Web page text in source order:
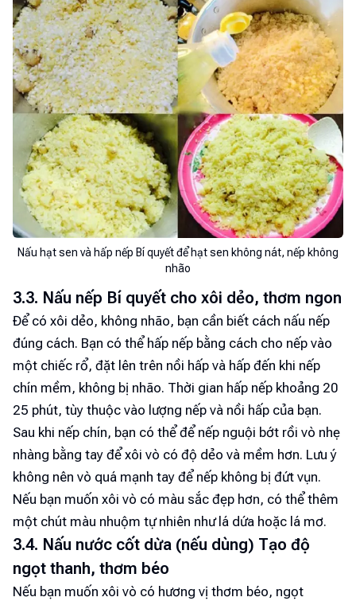
Nấu hạt sen và hấp nếp Bí quyết để hạt sen không nát, nếp không
nhão
3.3. Nấu nếp Bí quyết cho xôi dẻo, thơm ngon
Để có xôi dẻo, không nhão, bạn cần biết cách nấu nếp
đúng cách. Bạn có thể hấp nếp bằng cách cho nếp vào
một chiếc rổ, đặt lên trên nồi hấp và hấp đến khi nếp
chín mềm, không bị nhão. Thời gian hấp nếp khoảng 20
25 phút, tùy thuộc vào lượng nếp và nồi hấp của bạn.
Sau khi nếp chín, bạn có thể để nếp nguội bớt rồi vò nhẹ
nhàng bằng tay để xôi vò có độ dẻo và mềm hơn. Lưu ý
không nên vò quá mạnh tay để nếp không bị đứt vụn.
Nếu bạn muốn xôi vò có màu sắc đẹp hơn, có thể thêm
một chút màu nhuộm tự nhiên như lá dứa hoặc lá mơ.
3.4. Nấu nước cốt dừa (nếu dùng) Tạo độ
ngọt thanh, thơm béo
Nếu bạn muốn xôi vò có hương vị thơm béo, ngọt